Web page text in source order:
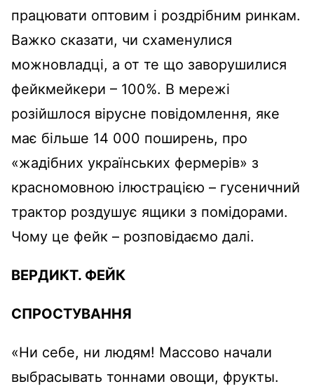
працювати оптовим і роздрібним ринкам.
Важко сказати, чи схаменулися
можновладці, а от те що заворушилися
фейкмейкери – 100%. В мережі
розійшлося вірусне повідомлення, яке
має більше 14 000 поширень, про
«жадібних українських фермерів» з
красномовною ілюстрацією – гусеничний
трактор роздушує ящики з помідорами.
Чому це фейк – розповідаємо далі.
ВЕРДИКТ. ФЕЙК
СПРОСТУВАННЯ
«Ни себе, ни людям! Массово начали
выбрасывать тоннами овощи, фрукты.